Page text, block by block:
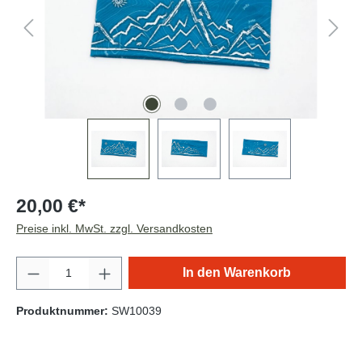
20,00 €*
Preise inkl. MwSt. zzgl. Versandkosten
Produkt Anzahl: Gib den gewünschten
In den Warenkorb
Produktnummer: SW10039